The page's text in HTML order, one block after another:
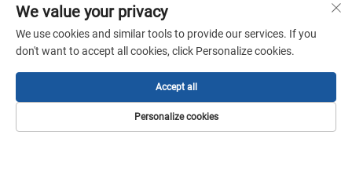
https://www.jinenplastic.com/solution
https://www.jinenplastic.com/projects
https://www.jinenplastic.com/news
https://www.jinenplastic.com/contact-us
INFORMATIONS
Inscrivez-vous pour recevoir notre newsletter hebdomadaire
Envoyer
We value your privacy
We use cookies and similar tools to provide our services. If you
don't want to accept all cookies, click Personalize cookies.
Personalize cookies
Accept all